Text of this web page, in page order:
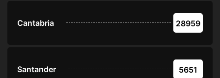
Cantabria 28959
Santander 5651